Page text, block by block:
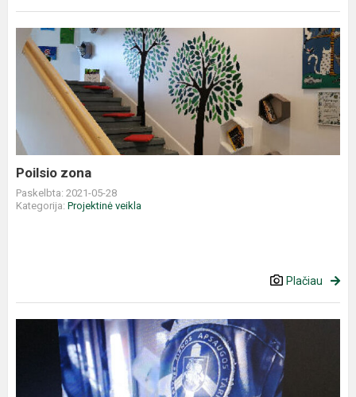
Poilsio zona
Paskelbta: 2021-05-28
Kategorija: Projektinė veikla
Plačiau